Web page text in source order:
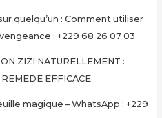
quelqu’un : Comment utiliser
: +229 68 26 07 03
ZIZI NATURELLEMENT :
EFFICACE
magique – WhatsApp : +229